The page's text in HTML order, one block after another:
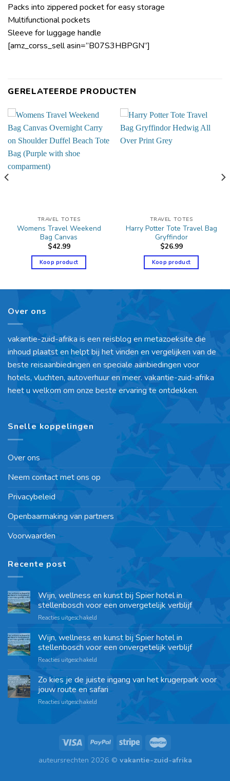
Packs into zippered pocket for easy storage
Multifunctional pockets
Sleeve for luggage handle
[amz_corss_sell asin=”B07S3HBPGN”]
GERELATEERDE PRODUCTEN
TRAVEL TOTES
Womens Travel Weekend
Bag Canvas
$42.99
Koop product
TRAVEL TOTES
Harry Potter Tote Travel Bag
Gryffindor
$26.99
Koop product
Over ons
vakantie-zuid-afrika is een reisblog en metazoeksite die
inhoud plaatst en helpt bij het vinden en vergelijken van de
beste reisaanbiedingen en speciale aanbiedingen voor
hotels, vluchten, autoverhuur en meer. vakantie-zuid-afrika
heet u welkom om onze beste ervaring te ontdekken.
Snelle koppelingen
Over ons
Neem contact met ons op
Privacybeleid
Openbaarmaking van partners
Voorwaarden
Recente post
Wijn, wellness en kunst bij Spier hotel in
stellenbosch voor een onvergetelijk verblijf
Reacties uitgeschakeld
Wijn, wellness en kunst bij Spier hotel in
stellenbosch voor een onvergetelijk verblijf
Reacties uitgeschakeld
Zo kies je de juiste ingang van het krugerpark voor
jouw route en safari
Reacties uitgeschakeld
auteursrechten 2026 © vakantie-zuid-afrika